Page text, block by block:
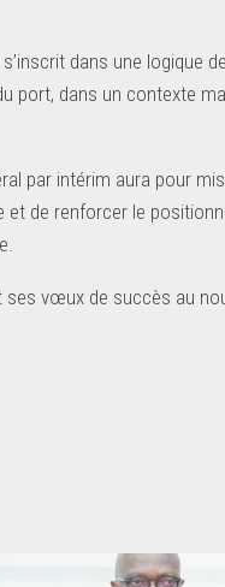
dans une logique
port, dans un contexte
par intérim aura pour
de renforcer le
vœux de succès au